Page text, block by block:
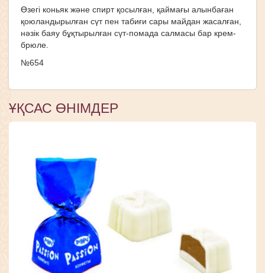
Өзегі коньяк және спирт қосылған, қаймағы алынбаған
қоюландырылған сүт пен табиғи сары майдан жасалған,
нәзік баяу бұқтырылған сүт-помада салмасы бар крем-
брюле.
№654
ҰҚСАС ӨНІМДЕР